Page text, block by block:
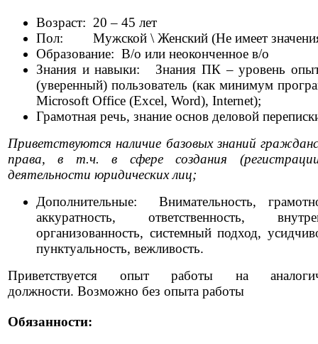
Возраст: 20 – 45 лет
Пол:
Мужской \ Женский (Не имеет
Образование: В/о или неоконченное в/о
Знания и навыки:
Знания ПК – уровень
(уверенный) пользователь (как минимум
Microsoft Office (Excel, Word), Internet);
Грамотная речь, знание основ деловой
Приветствуются наличие базовых знаний
права, в т.ч. в сфере создания
деятельности юридических лиц;
Дополнительные:
Внимательность,
аккуратность, ответственность,
организованность, системный подход,
пунктуальность, вежливость.
Приветствуется опыт работы на
должности. Возможно без опыта работы
Обязанности: